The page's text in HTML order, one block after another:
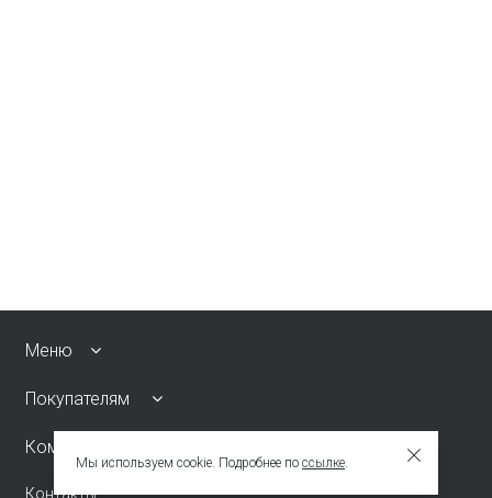
Меню
Покупателям
Компания
Контакты
Мы используем cookie. Подробнее по ссылке